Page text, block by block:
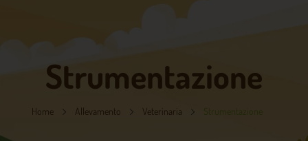
Strumentazione
Home Allevamento Veterinaria